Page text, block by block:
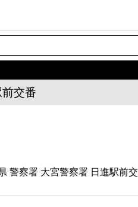
交番
警察署 大宮警察署 日進駅前